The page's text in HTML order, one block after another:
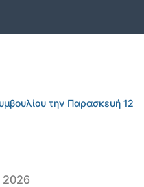
την Παρασκευή 12
2026